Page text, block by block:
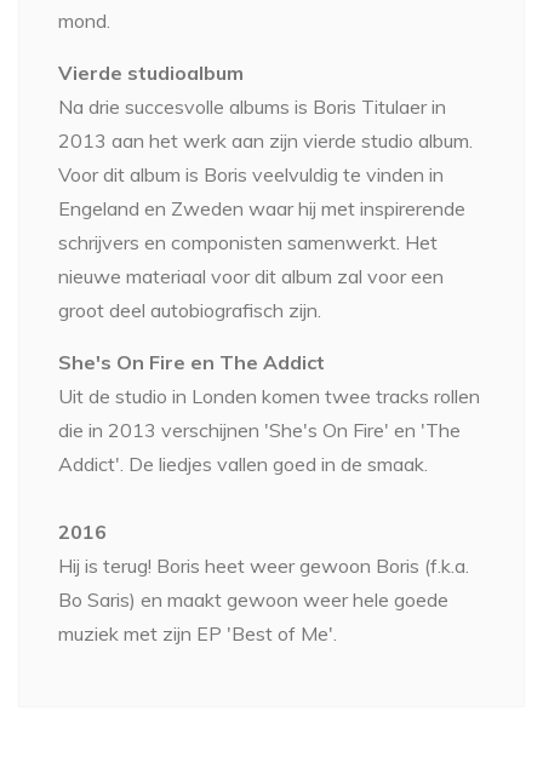
mond.
Vierde studioalbum
Na drie succesvolle albums is Boris Titulaer in
2013 aan het werk aan zijn vierde studio album.
Voor dit album is Boris veelvuldig te vinden in
Engeland en Zweden waar hij met inspirerende
schrijvers en componisten samenwerkt. Het
nieuwe materiaal voor dit album zal voor een
groot deel autobiografisch zijn.
She's On Fire en The Addict
Uit de studio in Londen komen twee tracks rollen
die in 2013 verschijnen 'She's On Fire' en 'The
Addict'. De liedjes vallen goed in de smaak.
2016
Hij is terug! Boris heet weer gewoon Boris (f.k.a.
Bo Saris) en maakt gewoon weer hele goede
muziek met zijn EP 'Best of Me'.